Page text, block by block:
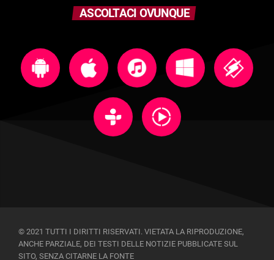
ASCOLTACI OVUNQUE
© 2021 TUTTI I DIRITTI RISERVATI. VIETATA LA RIPRODUZIONE,
ANCHE PARZIALE, DEI TESTI DELLE NOTIZIE PUBBLICATE SUL
SITO, SENZA CITARNE LA FONTE